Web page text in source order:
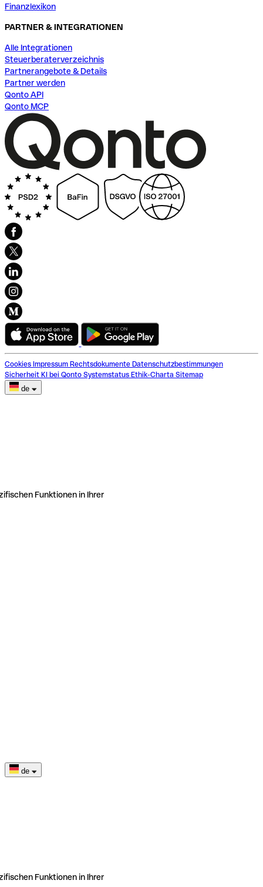
Finanzlexikon
PARTNER & INTEGRATIONEN
Alle Integrationen
Steuerberaterverzeichnis
Partnerangebote & Details
Partner werden
Qonto API
Qonto MCP
Cookies Impressum Rechtsdokumente Datenschutzbestimmungen
Sicherheit KI bei Qonto Systemstatus Ethik-Charta Sitemap
de
Funktionen in Ihrer
de
Funktionen in Ihrer